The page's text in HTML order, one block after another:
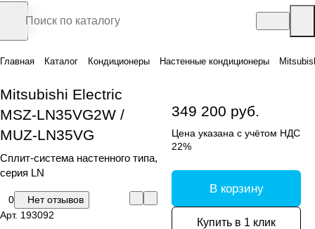
Главная Каталог Кондиционеры Настенные кондиционеры
Mitsubishi Electric
MSZ-LN35VG2W /
MUZ-LN35VG
Сплит-система настенного типа,
серия LN
0
Нет отзывов
Арт. 193092
349 200 руб.
Цена указана с учётом НДС
22%
В корзину
Купить в 1 клик